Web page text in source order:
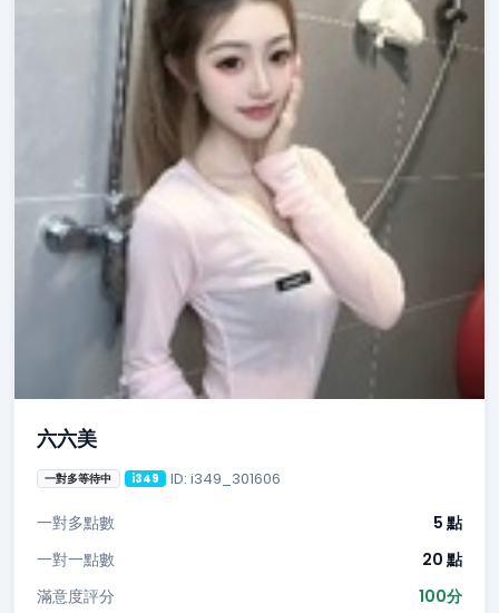
六六美
一對多等待中 i349 ID: i349_301606
一對多點數
5 點
一對一點數
20 點
滿意度評分
100分